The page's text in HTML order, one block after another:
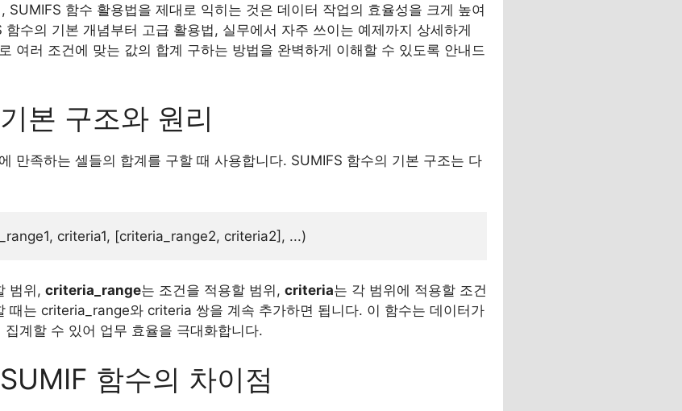
SUMIFS 함수 활용법을 제대로 익히는 것은 데이터 작업의 효율성을 크게 높여
수의 기본 개념부터 고급 활용법, 실무에서 자주 쓰이는 예제까지 상세하게
여러 조건에 맞는 값의 합계 구하는 방법을 완벽하게 이해할 수 있도록 안내드
본 구조와 원리
만족하는 셀들의 합계를 구할 때 사용합니다. SUMIFS 함수의 기본 구조는 다
범위, criteria_range는 조건을 적용할 범위, criteria는 각 범위에 적용할 조건
때는 criteria_range와 criteria 쌍을 계속 추가하면 됩니다. 이 함수는 데이터가
계할 수 있어 업무 효율을 극대화합니다.
함수의 차이점